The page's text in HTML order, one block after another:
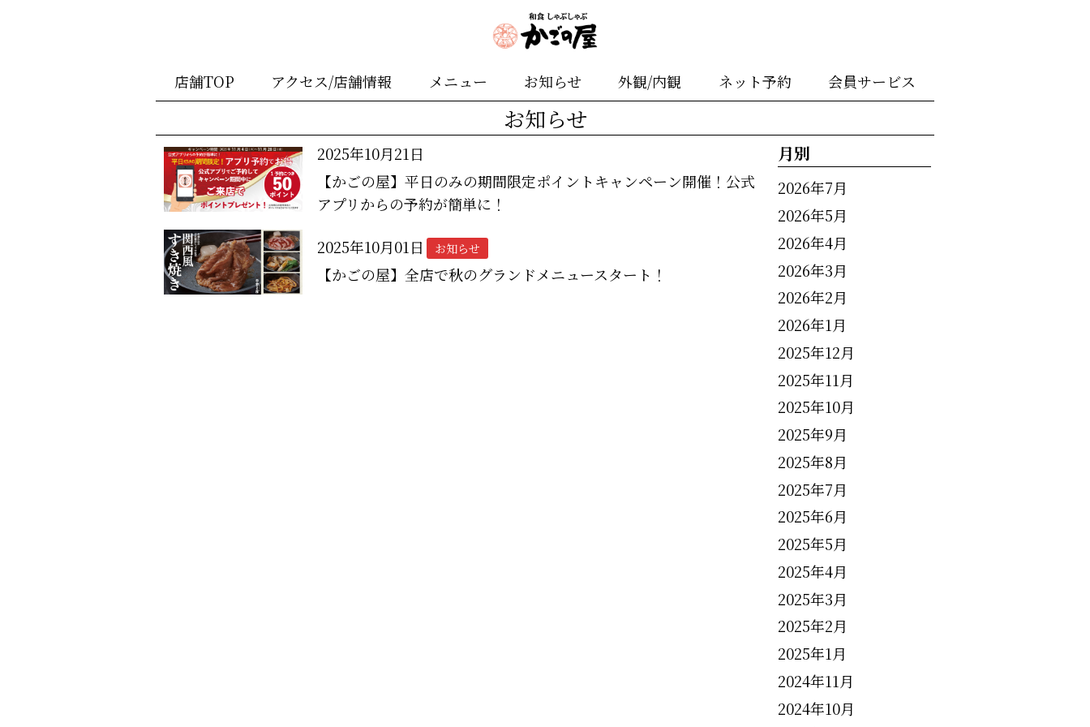
店舗TOP アクセス/店舗情報 メニュー お知らせ 外観/内観 ネット予約 会員サービス
お知らせ
2025年10月21日
【かごの屋】平日のみの期間限定ポイントキャンペーン開催！公式
アプリからの予約が簡単に！
2025年10月01日 お知らせ
【かごの屋】全店で秋のグランドメニュースタート！
月別
2026年7月
2026年5月
2026年4月
2026年3月
2026年2月
2026年1月
2025年12月
2025年11月
2025年10月
2025年9月
2025年8月
2025年7月
2025年6月
2025年5月
2025年4月
2025年3月
2025年2月
2025年1月
2024年11月
2024年10月